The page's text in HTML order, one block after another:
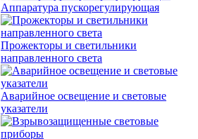
Аппаратура пускорегулирующая
Прожекторы и светильники
направленного света
Аварийное освещение и световые
указатели